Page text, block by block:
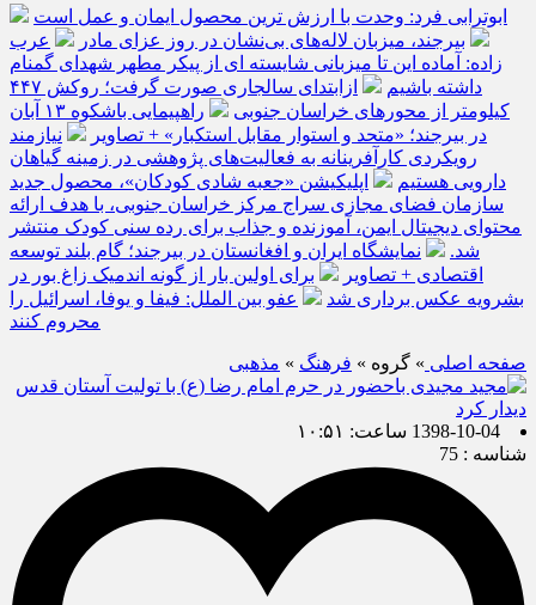
ابوترابی فرد: وحدت با ارزش ترین محصول ایمان و عمل است
بیرجند، میزبان لاله‌های بی‌نشان در روز عزای مادر
عرب
زاده: آماده این تا میزبانی شایسته ای از پیکر مطهر شهدای گمنام
داشته باشیم
ازابتدای سالجاری صورت گرفت؛ روکش ۴۴۷
کیلومتر از محورهای خراسان جنوبی
راهپیمایی باشکوه ۱۳ آبان
در بیرجند؛ «متحد و استوار مقابل استکبار» + تصاویر
نیازمند
رویکردی کارآفرینانه به فعالیت‌های پژوهشی در زمینه گیاهان
دارویی هستیم
اپلیکیشن «جعبه شادی کودکان»، محصول جدید
سازمان فضای مجازی سراج مرکز خراسان جنوبی، با هدف ارائه
محتوای دیجیتال ایمن، آموزنده و جذاب برای رده سنی کودک منتشر
شد.
نمایشگاه ایران و افغانستان در بیرجند؛ گام بلند توسعه
اقتصادی + تصاویر
برای اولین بار از گونه اندمیک زاغ بور در
بشرویه عکس برداری شد
عفو بین الملل: فیفا و یوفا، اسرائیل را
محروم کنند
صفحه اصلی » گروه » فرهنگ » مذهبی
1398-10-04 ساعت: ۱۰:۵۱
شناسه : 75